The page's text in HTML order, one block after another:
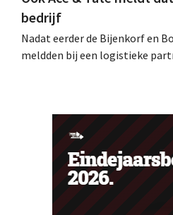
bedrijf
Nadat eerder de Bijenkorf en
meldden bij een logistieke